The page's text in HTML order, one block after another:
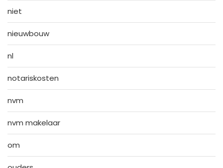
niet
nieuwbouw
nl
notariskosten
nvm
nvm makelaar
om